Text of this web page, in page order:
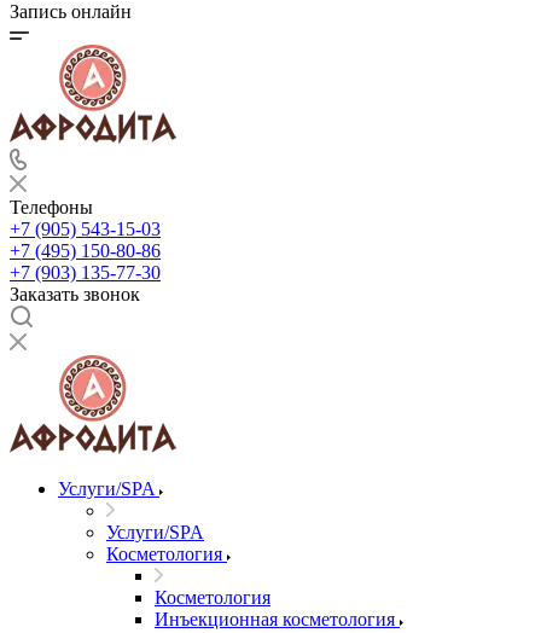
Запись онлайн
Телефоны
+7 (905) 543-15-03
+7 (495) 150-80-86
+7 (903) 135-77-30
Заказать звонок
Услуги/SPA
Услуги/SPA
Косметология
Косметология
Инъекционная косметология